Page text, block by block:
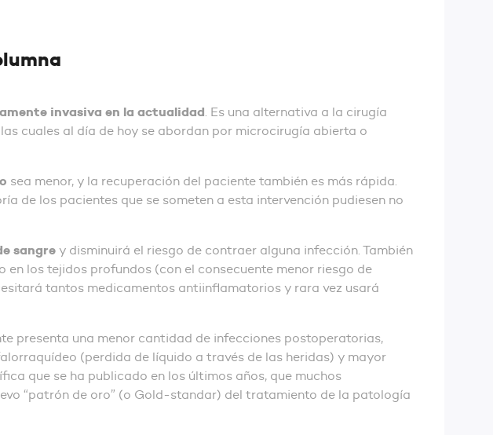
invasiva en la actualidad. Es una alternativa a la cirugía
cuales al día de hoy se abordan por microcirugía abierta o
sea menor, y la recuperación del paciente también es más rápida.
de los pacientes que se someten a esta intervención pudiesen no
sangre y disminuirá el riesgo de contraer alguna infección. También
los tejidos profundos (con el consecuente menor riesgo de
tantos medicamentos antiinflamatorios y rara vez usará
presenta una menor cantidad de infecciones postoperatorias,
(perdida de líquido a través de las heridas) y mayor
que se ha publicado en los últimos años, que muchos
“patrón de oro” (o Gold-standar) del tratamiento de la patología